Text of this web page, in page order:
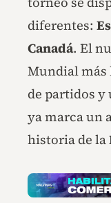
diferentes:
Canadá. El
Mundial más
de partidos y
ya marca un
historia de la